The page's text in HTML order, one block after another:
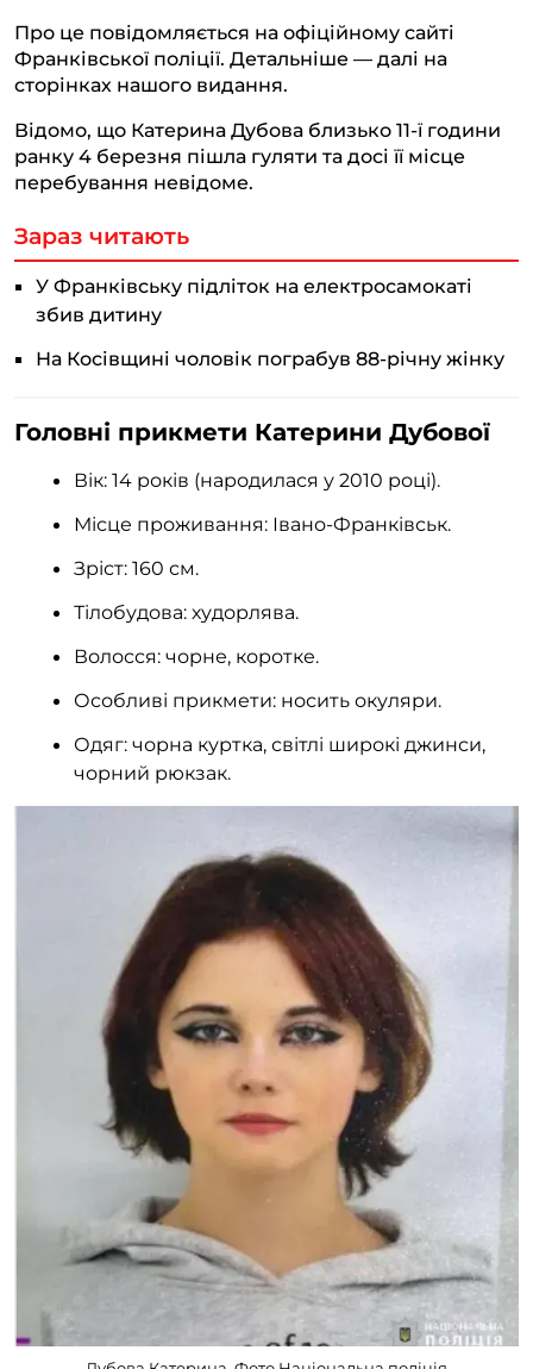
a
m
o
k
p
p
n
k
Про це повідомляється на офіційному сайті
Франківської поліції. Детальніше — далі на
сторінках нашого видання.
Відомо, що Катерина Дубова близько 11-ї години
ранку 4 березня пішла гуляти та досі її місце
перебування невідоме.
Зараз читають
У Франківську підліток на електросамокаті
збив дитину
На Косівщині чоловік пограбув 88-річну жінку
Головні прикмети Катерини Дубової
Вік: 14 років (народилася у 2010 році).
Місце проживання: Івано-Франківськ.
Зріст: 160 см.
Тілобудова: худорлява.
Волосся: чорне, коротке.
Особливі прикмети: носить окуляри.
Одяг: чорна куртка, світлі широкі джинси,
чорний рюкзак.